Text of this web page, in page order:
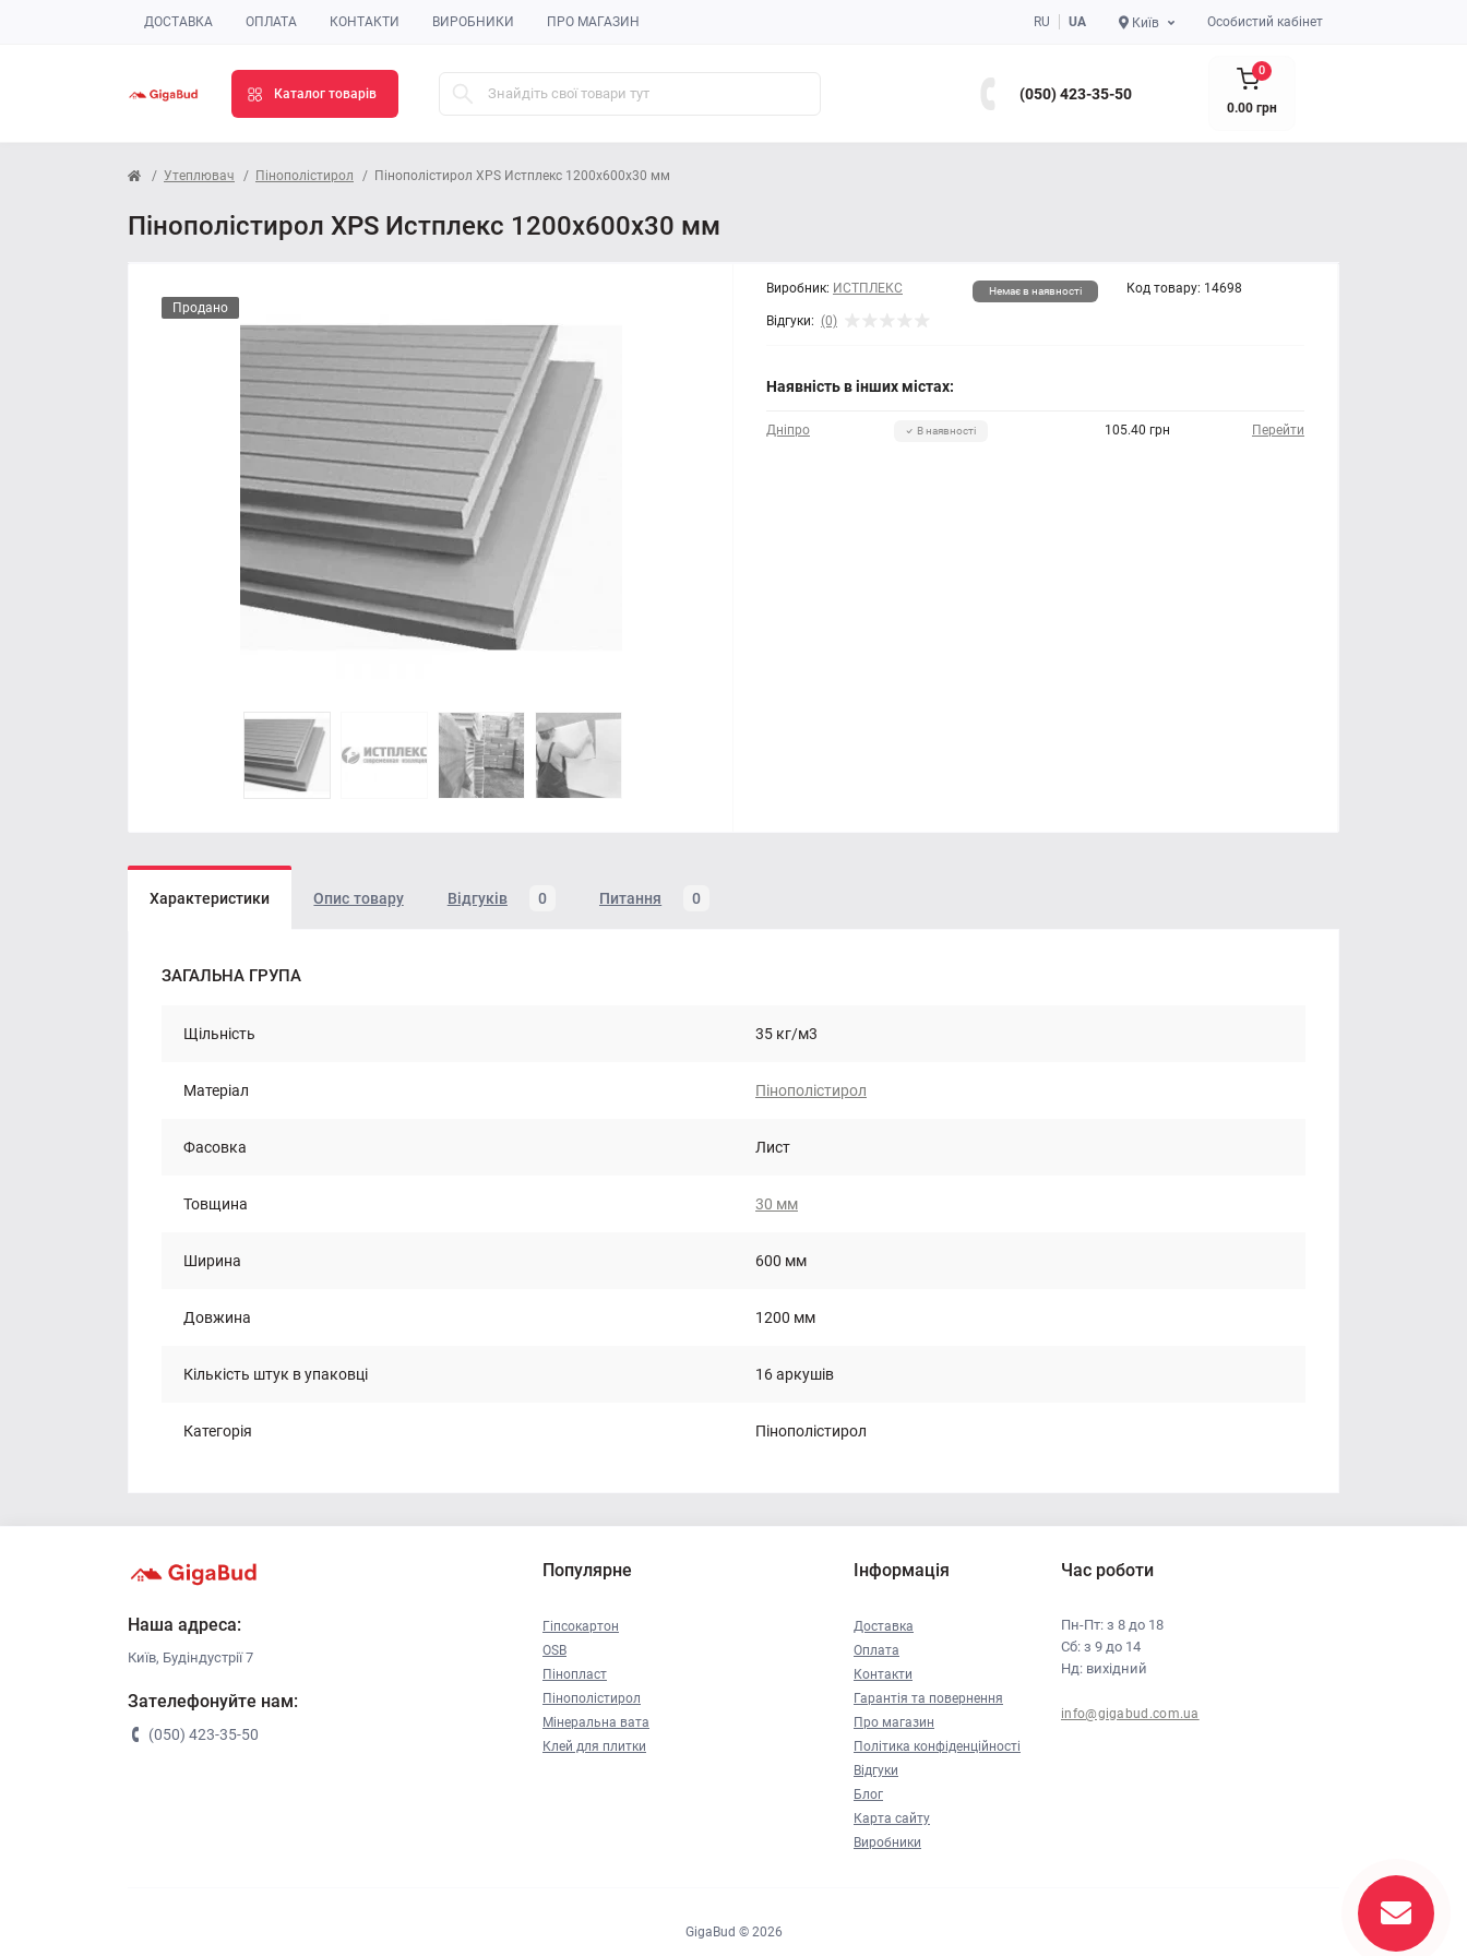
ДОСТАВКА ОПЛАТА КОНТАКТИ ВИРОБНИКИ ПРО МАГАЗИН RU UA Київ Особистий кабінет
Каталог товарів (050) 423-35-50
0
0.00 грн
Утеплювач Пінополістирол Пінополістирол XPS Истплекс 1200x600x30 мм
Пінополістирол XPS Истплекс 1200x600x30 мм
Продано
Виробник: ИСТПЛЕКС Код товару: 14698
Відгуки: (0)
Немає в наявності
Наявність в інших містах:
Дніпро В наявності 105.40 грн Перейти
Характеристики Опис товару Відгуків 0 Питання 0
ЗАГАЛЬНА ГРУПА
Щільність 35 кг/м3
Матеріал Пінополістирол
Фасовка Лист
Товщина 30 мм
Ширина 600 мм
Довжина 1200 мм
Кількість штук в упаковці 16 аркушів
Категорія Пінополістирол
Наша адреса:
Київ, Будіндустрії 7
Зателефонуйте нам:
(050) 423-35-50
Популярне
Гіпсокартон
OSB
Пінопласт
Пінополістирол
Мінеральна вата
Клей для плитки
Інформація
Доставка
Оплата
Контакти
Гарантія та повернення
Про магазин
Політика конфіденційності
Відгуки
Блог
Карта сайту
Виробники
Час роботи
Пн-Пт: з 8 до 18
Сб: з 9 до 14
Нд: вихідний
info@gigabud.com.ua
GigaBud © 2026